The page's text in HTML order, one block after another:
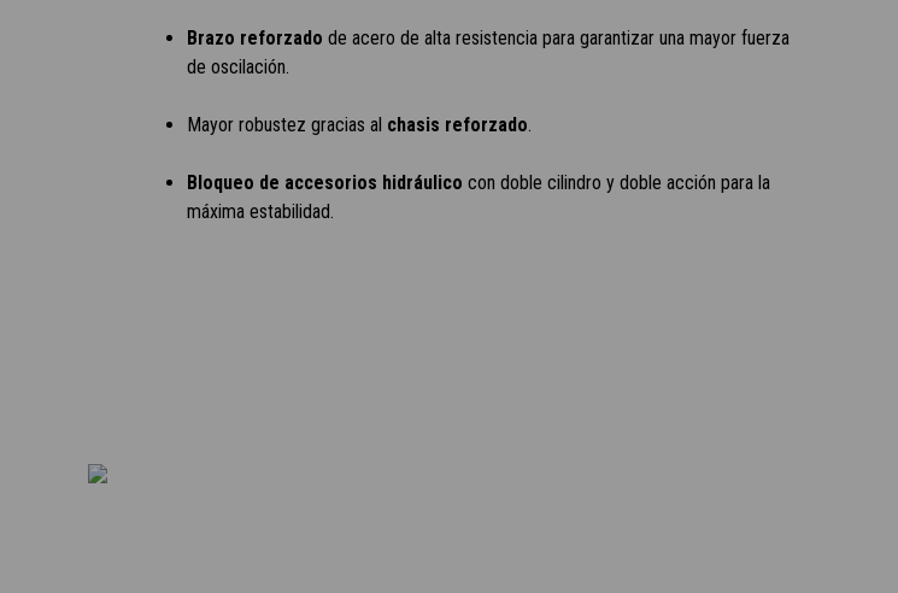
Brazo reforzado de acero de alta resistencia para garantizar una mayor fuerza
de oscilación.
Mayor robustez gracias al chasis reforzado.
Bloqueo de accesorios hidráulico con doble cilindro y doble acción para la
máxima estabilidad.